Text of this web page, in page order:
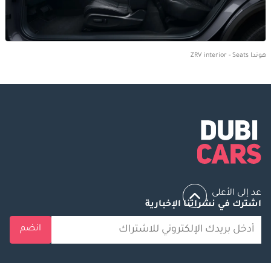
هوندا ZRV interior - Seats
عد إلى الأعلى
اشترك في نشراتنا الإخبارية
انضم